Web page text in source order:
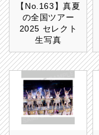
【No.163】真夏
の全国ツアー
2025 セレクト
生写真